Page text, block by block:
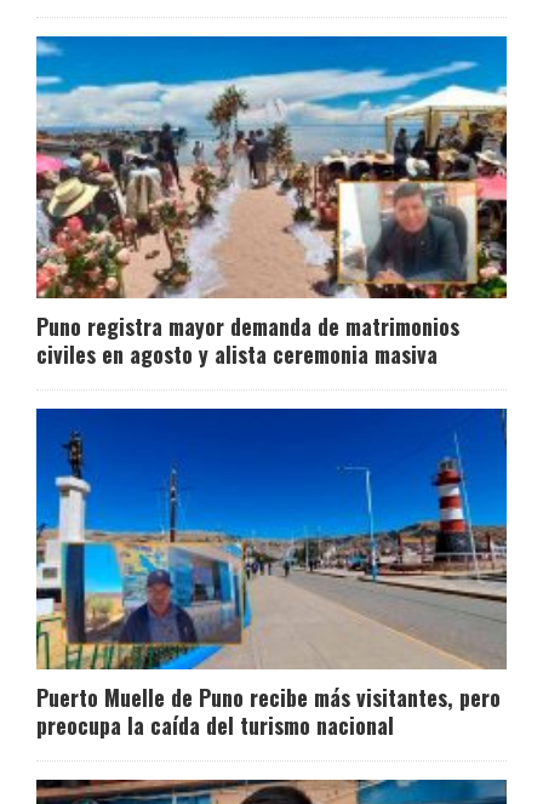
Puno registra mayor demanda de matrimonios
civiles en agosto y alista ceremonia masiva
Puerto Muelle de Puno recibe más visitantes, pero
preocupa la caída del turismo nacional